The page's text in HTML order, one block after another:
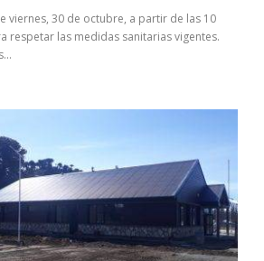
viernes, 30 de octubre, a partir de las 10
respetar las medidas sanitarias vigentes.